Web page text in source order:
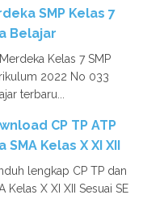
SMP Kelas 7
Belajar
Kelas 7 SMP
2022 No 033
terbaru...
CP TP ATP
Kelas X XI XII
lengkap CP TP dan
X XI XII Sesuai SE